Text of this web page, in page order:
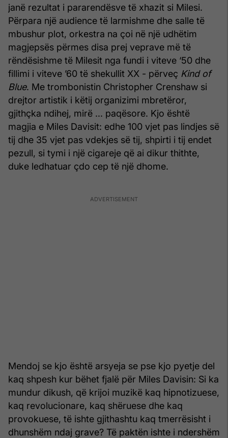
janë rezultat i pararendësve të xhazit si Milesi.
Përpara një audience të larmishme dhe salle të
mbushur plot, orkestra na çoi në një udhëtim
magjepsës përmes disa prej veprave më të
rëndësishme të Milesit nga fundi i viteve ‘50 dhe
fillimi i viteve ’60 të shekullit XX - përveç Kind of
Blue. Me trombonistin Christopher Crenshaw si
drejtor artistik i këtij organizimi mbretëror,
gjithçka ndihej, mirë ... paqësore. Kjo është
magjia e Miles Davisit: edhe 100 vjet pas lindjes së
tij dhe 35 vjet pas vdekjes së tij, shpirti i tij endet
pezull, si tymi i një cigareje që ai dikur thithte,
duke ledhatuar çdo cep të një dhome.
Mendoj se kjo është arsyeja se pse kjo pyetje del
kaq shpesh kur bëhet fjalë për Miles Davisin: Si ka
mundur dikush, që krijoi muzikë kaq hipnotizuese,
kaq revolucionare, kaq shëruese dhe kaq
provokuese, të ishte gjithashtu kaq tmerrësisht i
dhunshëm ndaj grave? Të paktën ishte i ndershëm